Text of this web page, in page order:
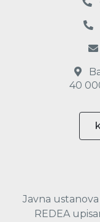
40
Javna
REDEA